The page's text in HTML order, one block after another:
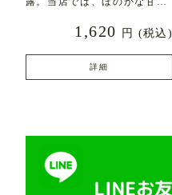
1,620 円 (税込)
詳細